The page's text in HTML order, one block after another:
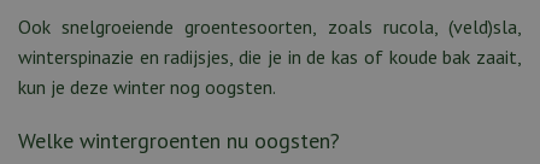
Ook snelgroeiende groentesoorten, zoals rucola, (veld)sla,
winterspinazie en radijsjes, die je in de kas of koude bak zaait,
kun je deze winter nog oogsten.
Welke wintergroenten nu oogsten?